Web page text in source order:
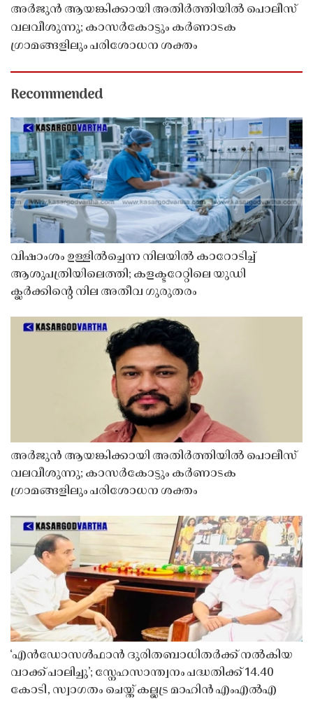
അർജുൻ ആയങ്കിക്കായി അതിർത്തിയിൽ പൊലീസ്
വലവീശുന്നു; കാസർകോട്ടും കർണാടക
ഗ്രാമങ്ങളിലും പരിശോധന ശക്തം
Recommended
വിഷാംശം ഉള്ളിൽച്ചെന്ന നിലയിൽ കാറോടിച്ച്
ആശുപത്രിയിലെത്തി; കളക്ടറേറ്റിലെ യുഡി
ക്ലർക്കിൻ്റെ നില അതീവ ഗുരുതരം
അർജുൻ ആയങ്കിക്കായി അതിർത്തിയിൽ പൊലീസ്
വലവീശുന്നു; കാസർകോട്ടും കർണാടക
ഗ്രാമങ്ങളിലും പരിശോധന ശക്തം
‘എൻഡോസൾഫാൻ ദുരിതബാധിതർക്ക് നൽകിയ
വാക്ക് പാലിച്ചു’; സ്നേഹസാന്ത്വനം പദ്ധതിക്ക് 14.40
കോടി, സ്വാഗതം ചെയ്ത് കല്ലട്ര മാഹിൻ എംഎൽഎ